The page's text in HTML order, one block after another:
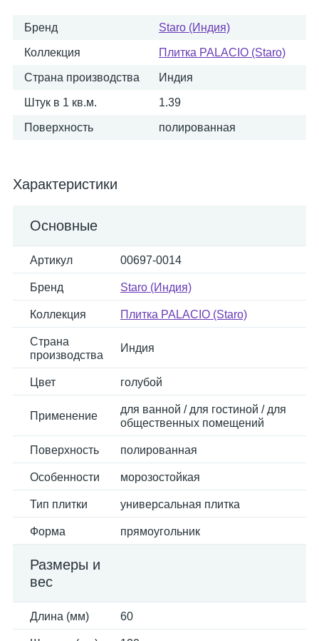
Бренд Staro (Индия)
Коллекция Плитка PALACIO (Staro)
Страна производства Индия
Штук в 1 кв.м. 1.39
Поверхность полированная
Характеристики
Основные
Артикул 00697-0014
Бренд Staro (Индия)
Коллекция Плитка PALACIO (Staro)
Страна
производства
Индия
Цвет голубой
Применение
для ванной / для гостиной / для
общественных помещений
Поверхность полированная
Особенности морозостойкая
Тип плитки универсальная плитка
Форма прямоугольник
Размеры и
вес
Длина (мм) 60